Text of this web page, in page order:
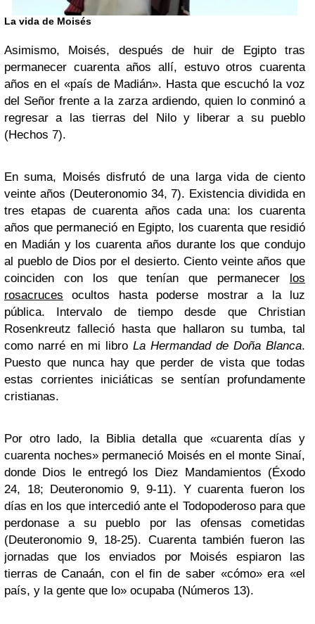
La vida de Moisés
Asimismo, Moisés, después de huir de Egipto tras
permanecer cuarenta años allí, estuvo otros cuarenta
años en el «país de Madián». Hasta que escuchó la voz
del Señor frente a la zarza ardiendo, quien lo conminó a
regresar a las tierras del Nilo y liberar a su pueblo
(Hechos 7).
En suma, Moisés disfrutó de una larga vida de ciento
veinte años (Deuteronomio 34, 7). Existencia dividida en
tres etapas de cuarenta años cada una: los cuarenta
años que permaneció en Egipto, los cuarenta que residió
en Madián y los cuarenta años durante los que condujo
al pueblo de Dios por el desierto. Ciento veinte años que
coinciden con los que tenían que permanecer los
rosacruces ocultos hasta poderse mostrar a la luz
pública. Intervalo de tiempo desde que Christian
Rosenkreutz falleció hasta que hallaron su tumba, tal
como narré en mi libro La Hermandad de Doña Blanca.
Puesto que nunca hay que perder de vista que todas
estas corrientes iniciáticas se sentían profundamente
cristianas.
Por otro lado, la Biblia detalla que «cuarenta días y
cuarenta noches» permaneció Moisés en el monte Sinaí,
donde Dios le entregó los Diez Mandamientos (Éxodo
24, 18; Deuteronomio 9, 9-11). Y cuarenta fueron los
días en los que intercedió ante el Todopoderoso para que
perdonase a su pueblo por las ofensas cometidas
(Deuteronomio 9, 18-25). Cuarenta también fueron las
jornadas que los enviados por Moisés espiaron las
tierras de Canaán, con el fin de saber «cómo» era «el
país, y la gente que lo» ocupaba (Números 13).